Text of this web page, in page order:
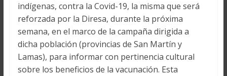
indígenas, contra la Covid-19, la misma que será
reforzada por la Diresa, durante la próxima
semana, en el marco de la campaña dirigida a
dicha población (provincias de San Martín y
Lamas), para informar con pertinencia cultural
sobre los beneficios de la vacunación. Esta